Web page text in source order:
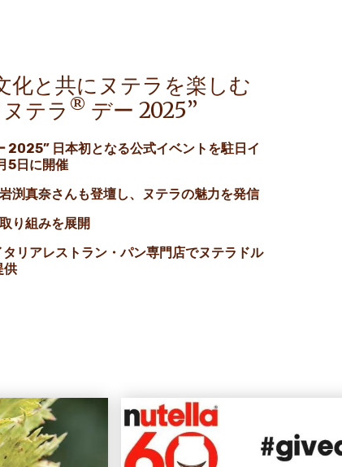
化と共にヌテラを楽しむ
テラ ® デー 2025”
2025” 日本初となる公式イベントを駐日イ
5日に開催
渕真奈さんも登壇し、ヌテラの魅力を発信
り組みを展開
リアレストラン・パン専門店でヌテラドル
供